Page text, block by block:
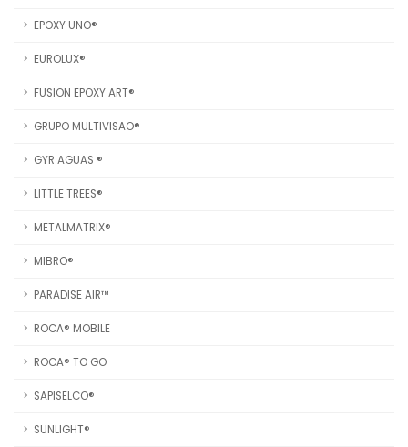
EPOXY UNO®
EUROLUX®
FUSION EPOXY ART®
GRUPO MULTIVISAO®
GYR AGUAS ®
LITTLE TREES®
METALMATRIX®
MIBRO®
PARADISE AIR™
ROCA® MOBILE
ROCA® TO GO
SAPISELCO®
SUNLIGHT®